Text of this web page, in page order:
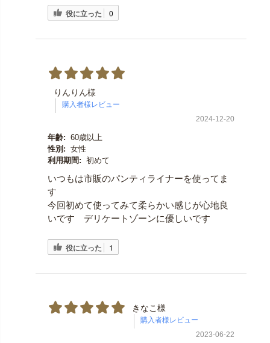
役に立った 0
りんりん様
2024-12-20
年齢: 60歳以上
性別: 女性
利用期間: 初めて
いつもは市販のパンティライナーを使ってま
す
今回初めて使ってみて柔らかい感じが心地良
いです デリケートゾーンに優しいです
役に立った 1
きなこ様
2023-06-22